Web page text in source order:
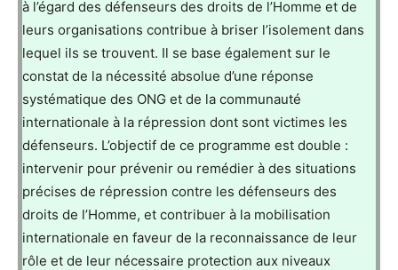
à l’égard des défenseurs des droits de l’Homme et de
leurs organisations contribue à briser l’isolement dans
lequel ils se trouvent. Il se base également sur le
constat de la nécessité absolue d’une réponse
systématique des ONG et de la communauté
internationale à la répression dont sont victimes les
défenseurs. L’objectif de ce programme est double :
intervenir pour prévenir ou remédier à des situations
précises de répression contre les défenseurs des
droits de l’Homme, et contribuer à la mobilisation
internationale en faveur de la reconnaissance de leur
rôle et de leur nécessaire protection aux niveaux